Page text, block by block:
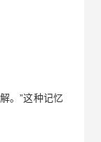
。”这种记忆